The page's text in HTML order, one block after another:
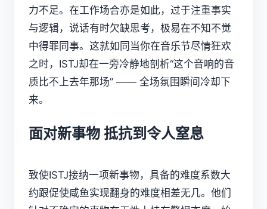
力不足。在工作场合亦是如此，过于注重事实
与逻辑，说话有时欠缺思考，极易在不知不觉
中得罪同事。这就如同当你在音乐节尽情狂欢
之时，ISTJ却在一旁冷静地剖析“这个音响的音
质比不上去年那场” —— 全场氛围瞬间冷却下
来。
面对新事物 抵抗到令人窒息
致使ISTJ接纳一项新事物，具备的难度系数大
约跟促使咸鱼实现翻身的难度相差无几。他们